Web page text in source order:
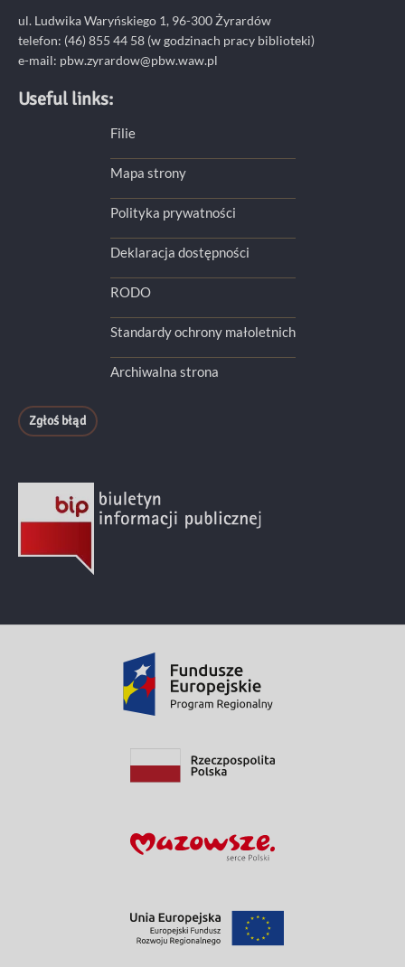
ul. Ludwika Waryńskiego 1, 96-300 Żyrardów
telefon: (46) 855 44 58 (w godzinach pracy biblioteki)
e-mail: pbw.zyrardow@pbw.waw.pl
Useful links:
Filie
Mapa strony
Polityka prywatności
Deklaracja dostępności
RODO
Standardy ochrony małoletnich
Archiwalna strona
Zgłoś błąd